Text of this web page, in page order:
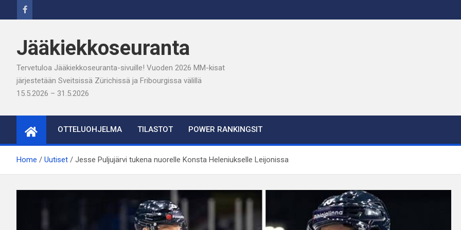
to
Jääkiekkoseuranta
Tervetuloa Jääkiekkoseuranta-sivuille! Vuoden 2026 MM-kisat
järjestetään Sveitsissä Zürichissä ja Fribourgissa välillä
15.5.2026 – 31.5.2026
OTTELUOHJELMA TILASTOT POWER RANKINGSIT
Home Uutiset Jesse Puljujärvi tukena nuorelle Konsta Heleniukselle Leijonissa